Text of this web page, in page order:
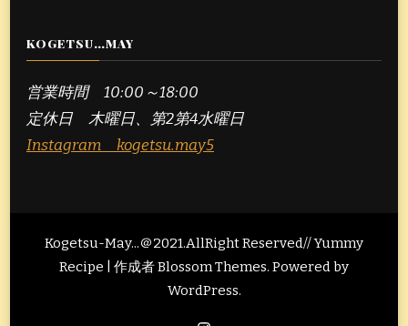
KOGETSU…MAY
営業時間 10:00～18:00
定休日 木曜日、第2第4水曜日
Instagram kogetsu.may5
Kogetsu-May...＠2021.AllRight Reserved// Yummy
Recipe | 作成者Blossom Themes. Powered by
WordPress.